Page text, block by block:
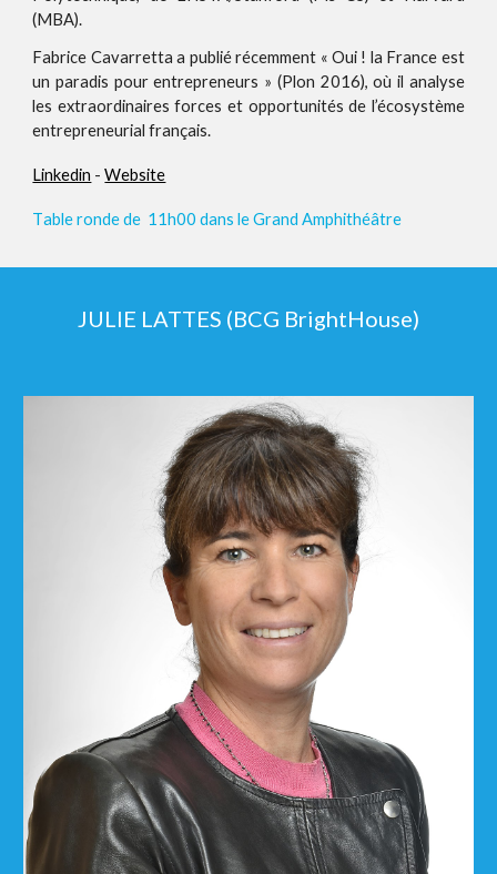
(MBA).
Fabrice Cavarretta a publié récemment « Oui ! la France est
un paradis pour entrepreneurs » (Plon 2016), où il analyse
les extraordinaires forces et opportunités de l’écosystème
entrepreneurial français.
Linkedin -Website
Table ronde de 11h00 dans le Grand Amphithéâtre
JULIE LATTES (BCG BrightHouse)